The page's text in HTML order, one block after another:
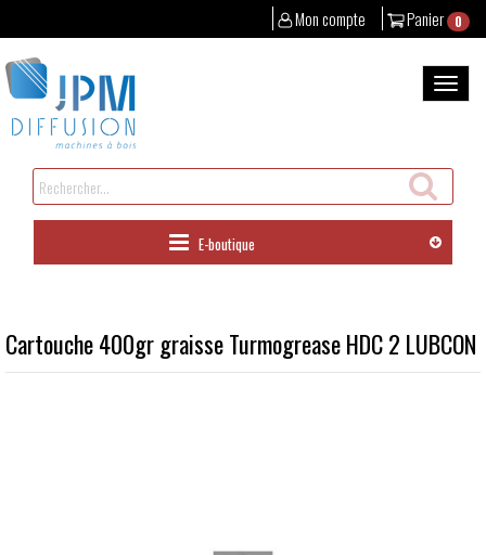
Panier 0
Mon compte
au
contenu
la
Rechercher
un
produit
E-boutique
Cartouche 400gr graisse Turmogrease HDC 2 LUBCON